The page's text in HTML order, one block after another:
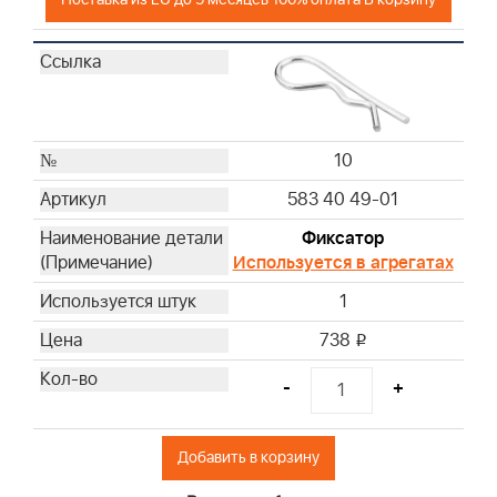
10
583 40 49-01
Фиксатор
Используется в агрегатах
1
738 i
- +
Добавить в корзину